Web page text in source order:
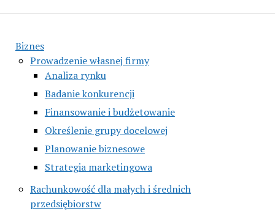
Biznes
Prowadzenie własnej firmy
Analiza rynku
Badanie konkurencji
Finansowanie i budżetowanie
Określenie grupy docelowej
Planowanie biznesowe
Strategia marketingowa
Rachunkowość dla małych i średnich
przedsiębiorstw